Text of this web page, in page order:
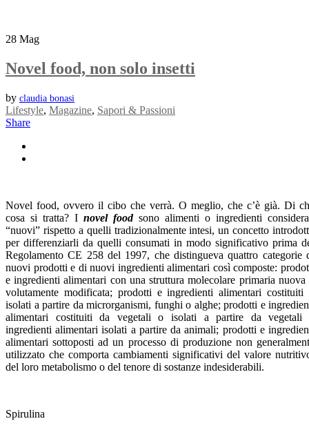
28 Mag
Novel food, non solo insetti
by claudia bonasi
Lifestyle, Magazine, Sapori & Passioni
Share
Novel food, ovvero il cibo che verrà. O meglio, che c’è già. Di
cosa si tratta? I novel foodsono alimenti o ingredienti
“nuovi” rispetto a quelli tradizionalmente intesi, un concetto
per differenziarli da quelli consumati in modo significativo prima
Regolamento CE 258 del 1997, che distingueva quattro categorie
nuovi prodotti e di nuovi ingredienti alimentari così composte:
e ingredienti alimentari con una struttura molecolare primaria nuova
volutamente modificata; prodotti e ingredienti alimentari costituiti
isolati a partire da microrganismi, funghi o alghe; prodotti e
alimentari costituiti da vegetali o isolati a partire da vegetali
ingredienti alimentari isolati a partire da animali; prodotti e
alimentari sottoposti ad un processo di produzione non
utilizzato che comporta cambiamenti significativi del valore
del loro metabolismo o del tenore di sostanze indesiderabili.
Spirulina